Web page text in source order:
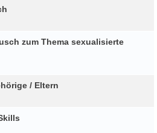
zum Thema sexualisierte
/ Eltern